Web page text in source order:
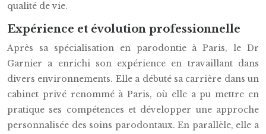
qualité de vie.
Expérience et évolution professionnelle
Après sa spécialisation en parodontie à Paris, le Dr
Garnier a enrichi son expérience en travaillant dans
divers environnements. Elle a débuté sa carrière dans un
cabinet privé renommé à Paris, où elle a pu mettre en
pratique ses compétences et développer une approche
personnalisée des soins parodontaux. En parallèle, elle a